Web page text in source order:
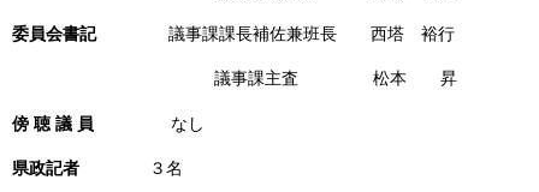
委員会書記議事課課長補佐兼班長 西塔 裕行
議事課主査 松本 昇
傍 聴 議 員 なし
県政記者 ３名